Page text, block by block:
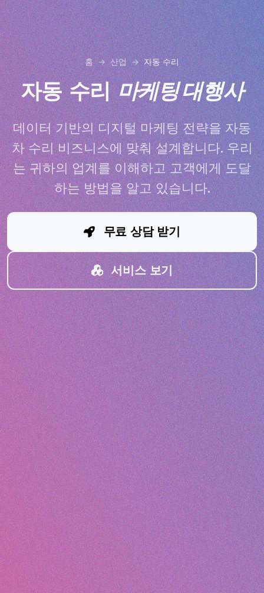
홈 산업 자동 수리
자동 수리마케팅 대행사
데이터 기반의 디지털 마케팅 전략을 자동
차 수리 비즈니스에 맞춰 설계합니다. 우리
는 귀하의 업계를 이해하고 고객에게 도달
하는 방법을 알고 있습니다.
무료 상담 받기
서비스 보기